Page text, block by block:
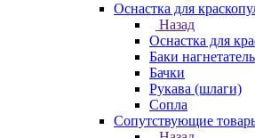
Оснастка для
Назад
Оснастка для
Баки
Бачки
Рукава (шлаги)
Сопла
Сопутствующие